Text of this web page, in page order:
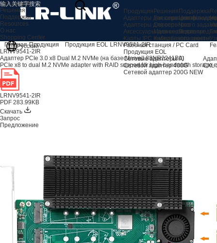
Продукция
Адаптеры для серверов AI
Адаптеры для серверов
Аксессуары для сервера
Карты IPC и машинного зрения
Рабочая станция / PC Card
Продукция EOL
Сетевые адаптеры AI
Сетевой адаптер 400G
Сетевой адаптер 200G NEW
CXL
Решения
Расширение
Сервер
Машинное зрение
Кибербезопасность
Поддержка
Центр
Часто
Продукция
Решения
Поддержка
Resources
О нас
Shopping Center
Русский
Главная Продукция Продукция EOL LRNV9541-2IR
LRNV9541-2IR
Адаптер PCIe 3.0 x8 Dual M.2 NVMe (на базе Marvell 88NR2241B0)
PCIe x8 to dual M.2 NVMe adapter with RAID support for high-bandwidth storage
LRNV9541-2IR
PDF 283.99KB
Скачать
Запрос
Предложение